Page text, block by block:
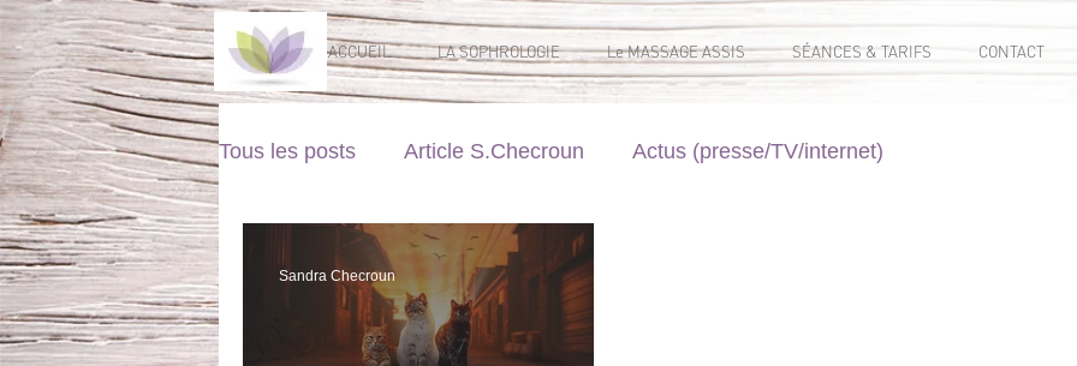
ACCUEIL LA SOPHROLOGIE Le MASSAGE ASSIS SÉANCES & TARIFS CONTACT
Tous les posts Article S.Checroun Actus (presse/TV/internet)
Sandra Checroun